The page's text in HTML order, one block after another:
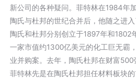
新公司的各种疑问。菲特林在1984年
陶氏与杜邦的世纪合并后，他随之进入
陶氏和杜邦分别创立于1897年和1802
一家市值约1300亿美元的化工巨无霸
业并购案。去年，陶氏杜邦在财富500
菲特林先是在陶氏杜邦担任材料板块